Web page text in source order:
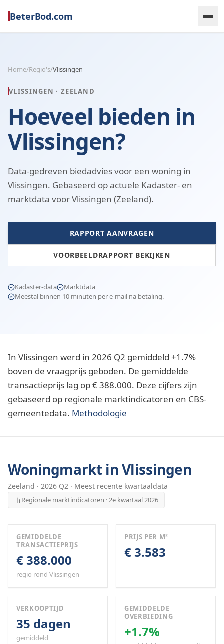
BeterBod.com
Home/Regio's/Vlissingen
VLISSINGEN · ZEELAND
Hoeveel bieden in
Vlissingen?
Data-gedreven biedadvies voor een woning in
Vlissingen. Gebaseerd op actuele Kadaster- en
marktdata voor Vlissingen (Zeeland).
RAPPORT AANVRAGEN
VOORBEELDRAPPORT BEKIJKEN
Kadaster-data
Marktdata
Meestal binnen 10 minuten per e-mail na betaling.
In Vlissingen werd in 2026 Q2 gemiddeld +1.7%
boven de vraagprijs geboden. De gemiddelde
transactieprijs lag op € 388.000. Deze cijfers zijn
gebaseerd op regionale marktindicatoren en CBS-
gemeentedata. Methodologie
Woningmarkt inVlissingen
Zeeland · 2026 Q2 · Meest recente kwartaaldata
Regionale marktindicatoren · 2e kwartaal 2026
GEMIDDELDE
TRANSACTIEPRIJS
€ 388.000
regio rond Vlissingen
PRIJS PER M²
€ 3.583
VERKOOPTIJD
35 dagen
gemiddeld
GEMIDDELDE
OVERBIEDING
+1.7%